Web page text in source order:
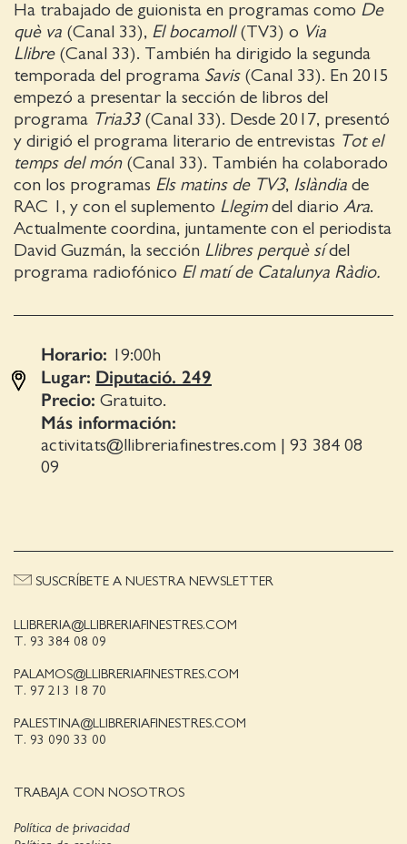
Ha trabajado de guionista en programas como De
què va (Canal 33), El bocamoll(TV3) o Via
Llibre(Canal 33). También ha dirigido la segunda
temporada del programa Savis(Canal 33). En 2015
empezó a presentar la sección de libros del
programa Tria33(Canal 33). Desde 2017, presentó
y dirigió el programa literario de entrevistas Tot el
temps del món(Canal 33). También ha colaborado
con los programas Els matins de TV3, Islàndia de
RAC 1, y con el suplemento Llegimdel diario Ara.
Actualmente coordina, juntamente con el periodista
David Guzmán, la sección Llibres perquè sídel
programa radiofónico El matí de Catalunya Ràdio.
Horario: 19:00 h
Lugar: Diputació. 249
Precio: Gratuito.
Más información:
activitats@llibreriafinestres.com
93 384 08
09
LLIBRERIA@LLIBRERIAFINESTRES.COM
T. 93 384 08 09
PALAMOS@LLIBRERIAFINESTRES.COM
T. 97 213 18 70
PALESTINA@LLIBRERIAFINESTRES.COM
T. 93 090 33 00
TRABAJA CON NOSOTROS
SUSCRÍBETE A NUESTRA NEWSLETTER
Política de privacidad